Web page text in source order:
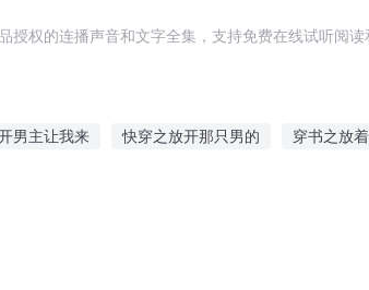
权的连播声音和文字全集，支持免费在线试听阅读
男主让我来 快穿之放开那只男的 穿书之放